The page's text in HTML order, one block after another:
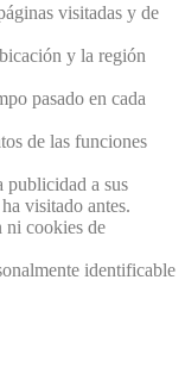
visitadas y de
y la región
pasado en cada
de las funciones
a sus
visitado antes.
ni cookies de
identificable